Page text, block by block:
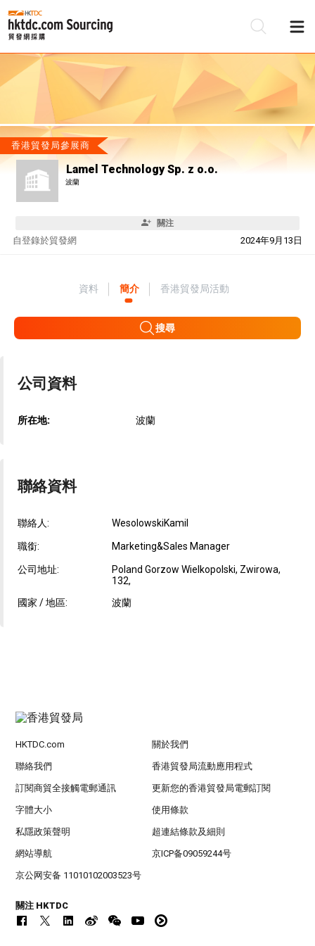
香港貿發局參展商
Lamel Technology Sp. z o.o.
波蘭
關注
自 2024年9月13日
登錄於貿發網
資料 簡介 香港貿發局活動
搜尋
公司資料
所在地: 波蘭
聯絡資料
聯絡人: WesolowskiKamil
職銜: Marketing&Sales Manager
公司地址:
Poland Gorzow Wielkopolski, Zwirowa,
132,
國家 / 地區:
波蘭
HKTDC.com 關於我們
聯絡我們 香港貿發局流動應用程式
訂閱商貿全接觸電郵通訊 更新您的香港貿發局電郵訂閱
字體大小 使用條款
私隱政策聲明 超連結條款及細則
網站導航 京ICP备09059244号
京公网安备 11010102003523号
關注 HKTDC